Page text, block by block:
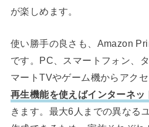
が楽しめます。
使い勝手の良さも、Amazon
です。PC、スマートフォン、
マートTVやゲーム機からアクセ
再生機能を使えばインターネ
きます。最大6人までの異なる